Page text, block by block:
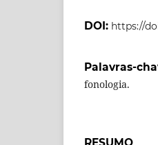
DOI: https://
Palavras-
fonologia.